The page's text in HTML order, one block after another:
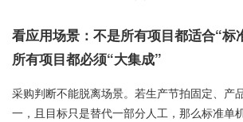
看应用场景：不是所有项目都适合“标
所有项目都必须“大集成”
采购判断不能脱离场景。若生产节拍固定、产
一，且目标只是替代一部分人工，那么标准单